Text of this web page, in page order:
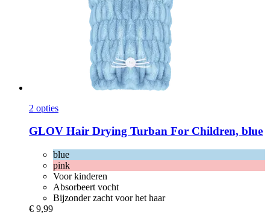
2 opties
GLOV Hair Drying Turban For Children, blue
blue
pink
Voor kinderen
Absorbeert vocht
Bijzonder zacht voor het haar
€ 9,99